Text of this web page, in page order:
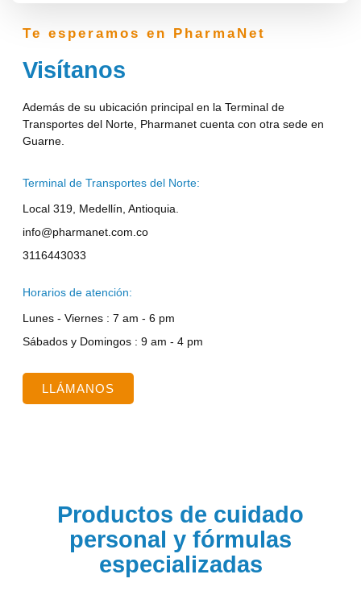
Te esperamos en PharmaNet
Visítanos
Además de su ubicación principal en la Terminal de
Transportes del Norte, Pharmanet cuenta con otra sede en
Guarne.
Terminal de Transportes del Norte:
Local 319, Medellín, Antioquia.
info@pharmanet.com.co
3116443033
Horarios de atención:
Lunes - Viernes : 7 am - 6 pm
Sábados y Domingos : 9 am - 4 pm
LLÁMANOS
Productos de cuidado
personal y fórmulas
especializadas